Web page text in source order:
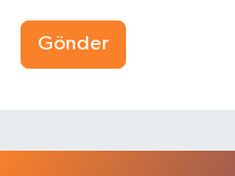
Gönder